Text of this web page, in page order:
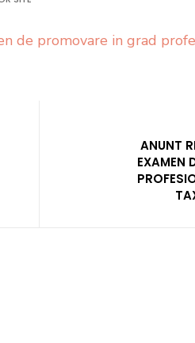
de promovare in grad
ANUNT
EXAMEN